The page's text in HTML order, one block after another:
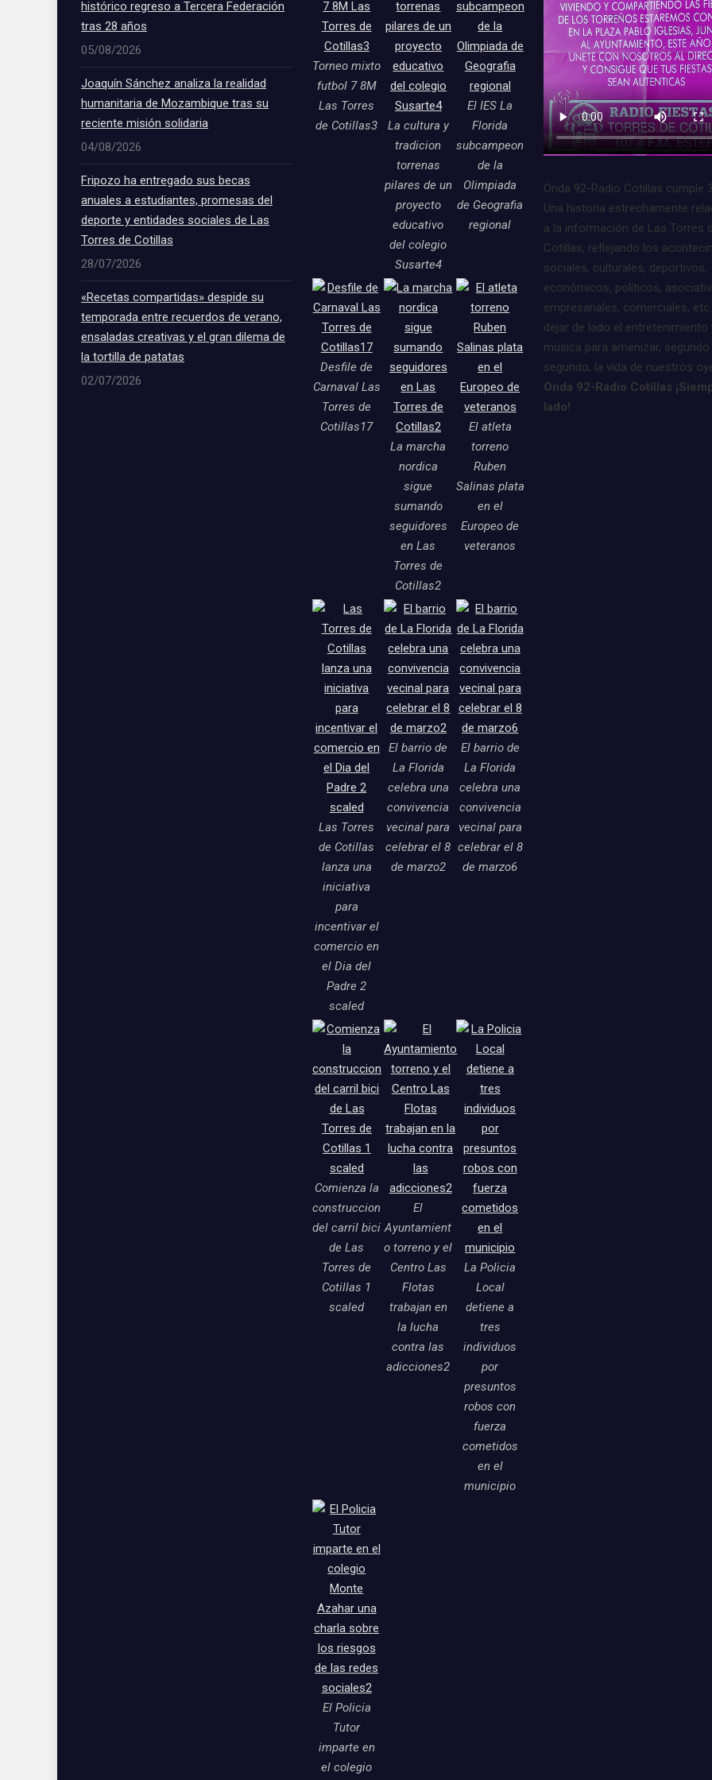
histórico regreso a Tercera Federación
tras 28 años
05/08/2026
Joaquín Sánchez analiza la realidad
humanitaria de Mozambique tras su
reciente misión solidaria
04/08/2026
Fripozo ha entregado sus becas
anuales a estudiantes, promesas del
deporte y entidades sociales de Las
Torres de Cotillas
28/07/2026
«Recetas compartidas» despide su
temporada entre recuerdos de verano,
ensaladas creativas y el gran dilema de
la tortilla de patatas
02/07/2026
Torneo mixto
futbol 7 8M
Las Torres
de Cotillas3
La cultura y
tradicion
torrenas
pilares de un
proyecto
educativo
del colegio
Susarte4
El IES La
Florida
subcampeon
de la
Olimpiada
de Geografia
regional
Desfile de
Carnaval Las
Torres de
Cotillas17
La marcha
nordica
sigue
sumando
seguidores
en Las
Torres de
Cotillas2
El atleta
torreno
Ruben
Salinas plata
en el
Europeo de
veteranos
Las Torres
de Cotillas
lanza una
iniciativa
para
incentivar el
comercio en
el Dia del
Padre 2
scaled
El barrio de
La Florida
celebra una
convivencia
vecinal para
celebrar el 8
de marzo2
El barrio de
La Florida
celebra una
convivencia
vecinal para
celebrar el 8
de marzo6
Comienza la
construccion
del carril bici
de Las
Torres de
Cotillas 1
scaled
El
Ayuntamient
o torreno y el
Centro Las
Flotas
trabajan en
la lucha
contra las
adicciones2
La Policia
Local
detiene a
tres
individuos
por
presuntos
robos con
fuerza
cometidos
en el
municipio
El Policia
Tutor
imparte en
el colegio
Onda 92-Radio Cotillas cumple
Una historia estrechamente
a la información de Las Torres
Cotillas, reflejando los
sociales, culturales, deportivos,
económicos, políticos,
empresariales, comerciales,
dejar de lado el entretenimiento
música para amenizar, segundo
segundo, la vida de nuestros
Onda 92-Radio Cotillas
lado!